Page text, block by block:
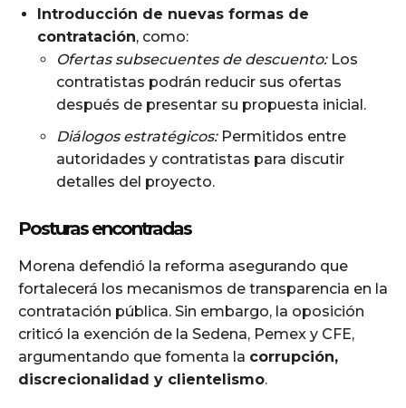
Introducción de nuevas formas de
contratación, como:
Ofertas subsecuentes de descuento:Los
contratistas podrán reducir sus ofertas
después de presentar su propuesta inicial.
Diálogos estratégicos:Permitidos entre
autoridades y contratistas para discutir
detalles del proyecto.
Posturas encontradas
Morena defendió la reforma asegurando que
fortalecerá los mecanismos de transparencia en la
contratación pública. Sin embargo, la oposición
criticó la exención de la Sedena, Pemex y CFE,
argumentando que fomenta la corrupción,
discrecionalidad y clientelismo.